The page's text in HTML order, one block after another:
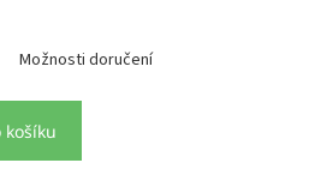
Možnosti doručení
košíku